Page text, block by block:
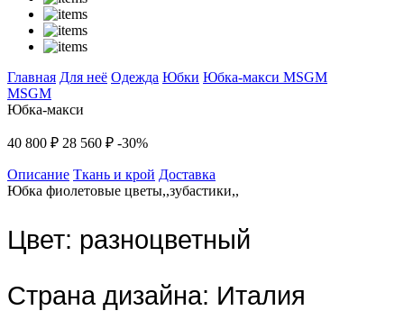
Главная Для неё Одежда Юбки Юбка-макси MSGM
MSGM
Юбка-макси
40 800 ₽ 28 560 ₽ -30%
Описание Ткань и крой Доставка
Юбка фиолетовые цветы,,зубастики,,
Цвет: разноцветный
Страна дизайна: Италия